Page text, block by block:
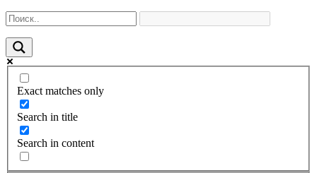
Exact matches only
Search in title
Search in content